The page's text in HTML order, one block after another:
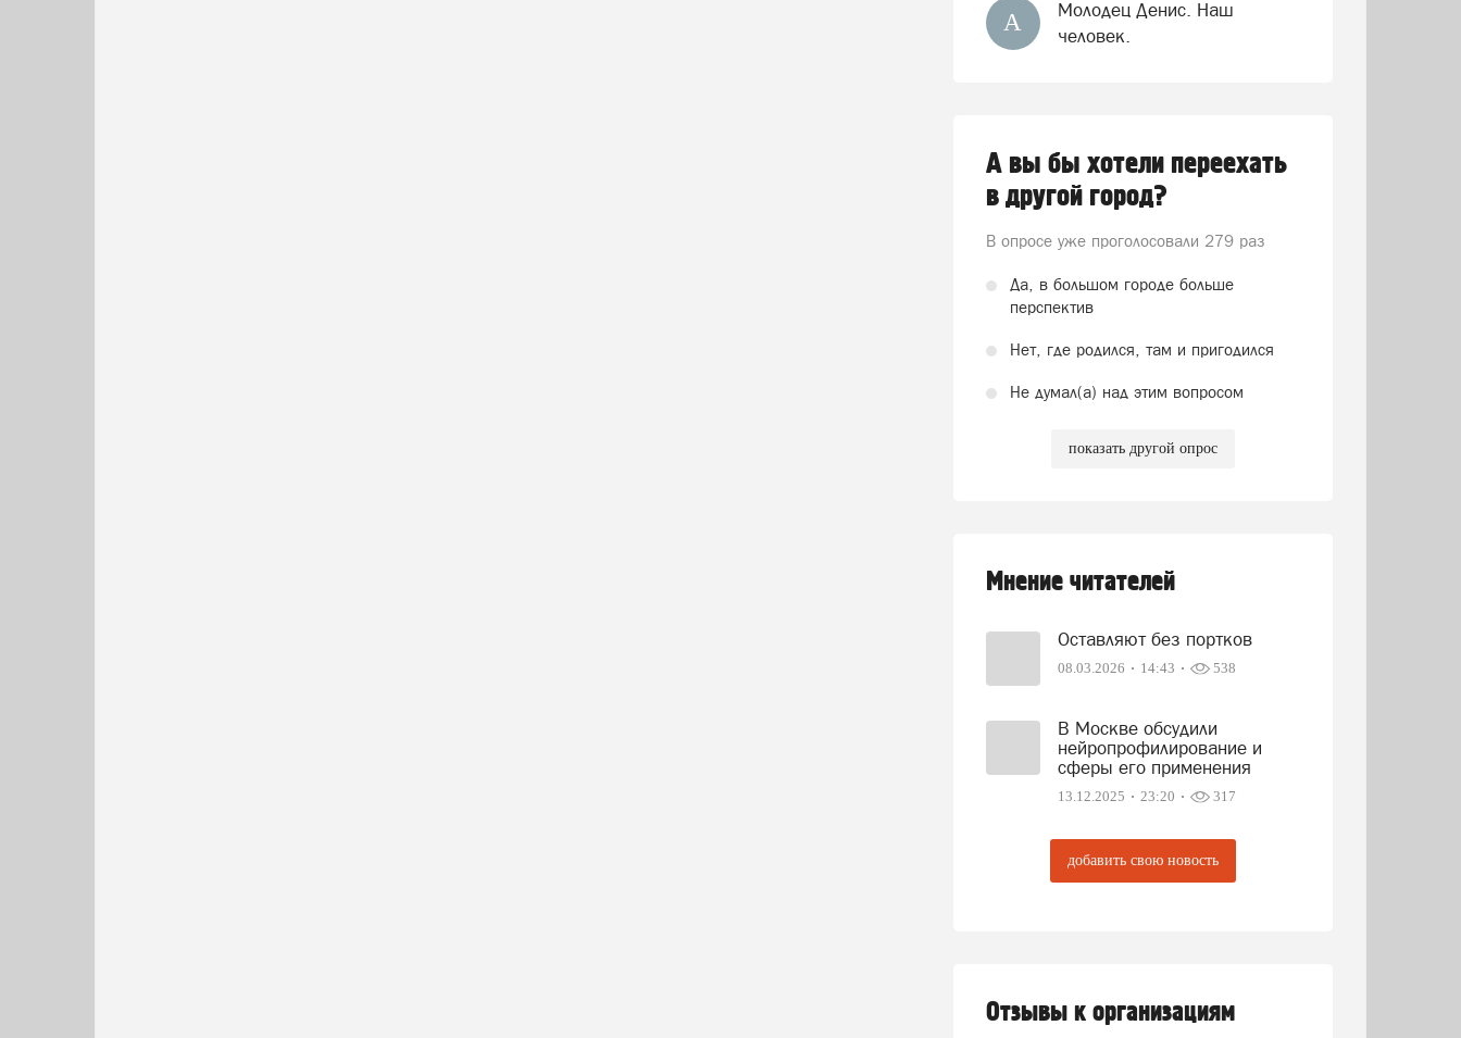
А
Молодец Денис. Наш
человек.
А вы бы хотели переехать
в другой город?
В опросе уже проголосовали 279 раз
Да, в большом городе больше
перспектив
Нет, где родился, там и пригодился
Не думал(а) над этим вопросом
показать другой опрос
Мнение читателей
Оставляют без портков
08.03.2026 14:43 538
В Москве обсудили
нейропрофилирование и
сферы его применения
13.12.2025 23:20 317
добавить свою новость
Отзывы к организациям